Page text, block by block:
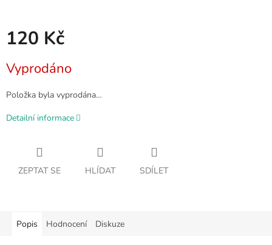
120 Kč
cena:
Vyprodáno
Položka byla vyprodána…
Detailní informace
ZEPTAT SE HLÍDAT SDÍLET
Popis Hodnocení Diskuze